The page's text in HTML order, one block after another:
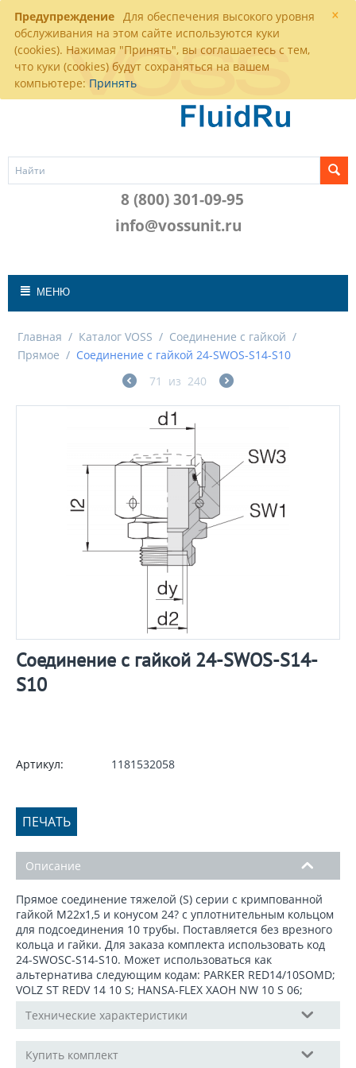
×
Предупреждение Для обеспечения высокого уровня
обслуживания на этом сайте используются куки
(cookies). Нажимая "Принять", вы соглашаетесь с тем,
что куки (cookies) будут сохраняться на вашем
компьютере: Принять
8 (800) 301-09-95
info@vossunit.ru
МЕНЮ
Главная / Каталог VOSS / Соединение с гайкой /
Прямое / Соединение с гайкой 24-SWOS-S14-S10
71
из 240
Соединение с гайкой 24-SWOS-S14-
S10
Артикул: 1181532058
ПЕЧАТЬ
Описание
Прямое соединение тяжелой (S) серии c кримпованной
гайкой М22x1,5 и конусом 24? с уплотнительным кольцом
для подсоединения 10 трубы. Поставляется без врезного
кольца и гайки. Для заказа комплекта использовать код
24-SWOSС-S14-S10. Может использоваться как
альтернатива следующим кодам: PARKER RED14/10SOMD;
VOLZ ST REDV 14 10 S; HANSA-FLEX XAOH NW 10 S 06;
Технические характеристики
Купить комплект